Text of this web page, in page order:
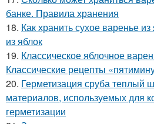
банке. Правила хранения
18. Как хранить сухое варенье
из яблок
19. Классическое яблочное
Классические рецепты
20. Герметизация сруба
материалов, используемых для
герметизации